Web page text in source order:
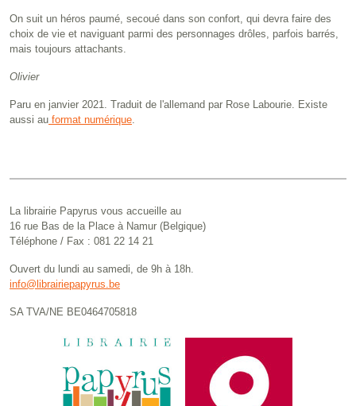
On suit un héros paumé, secoué dans son confort, qui devra faire des
choix de vie et naviguant parmi des personnages drôles, parfois barrés,
mais toujours attachants.
Olivier
Paru en janvier 2021. Traduit de l'allemand par Rose Labourie. Existe
aussi au format numérique.
La librairie Papyrus vous accueille au
16 rue Bas de la Place à Namur (Belgique)
Téléphone / Fax : 081 22 14 21
Ouvert du lundi au samedi, de 9h à 18h.
info@librairiepapyrus.be
SA TVA/NE BE0464705818